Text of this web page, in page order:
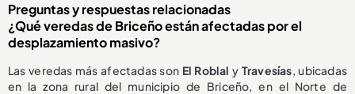
Preguntas y respuestas relacionadas
¿Qué veredas de Briceño están afectadas por el
desplazamiento masivo?
Las veredas más afectadas son El Roblal y Travesías, ubicadas
en la zona rural del municipio de Briceño, en el Norte de